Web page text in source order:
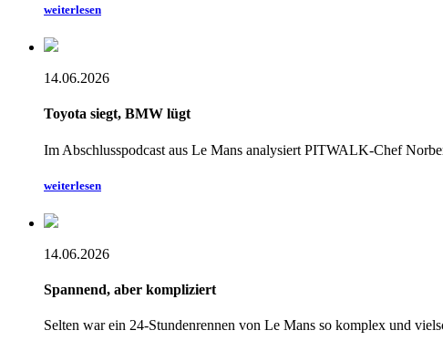
weiterlesen
14.06.2026
Toyota siegt, BMW lügt
Im Abschlusspodcast aus Le Mans analysiert PITWALK-Chef
weiterlesen
14.06.2026
Spannend, aber kompliziert
Selten war ein 24-Stundenrennen von Le Mans so komplex und